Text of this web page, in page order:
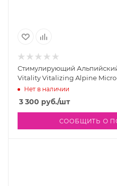
Стимулирующий
Vitality Vitalizing Alpine Micro-
Нет в наличии
3 300 руб./шт
СООБЩИТЬ О